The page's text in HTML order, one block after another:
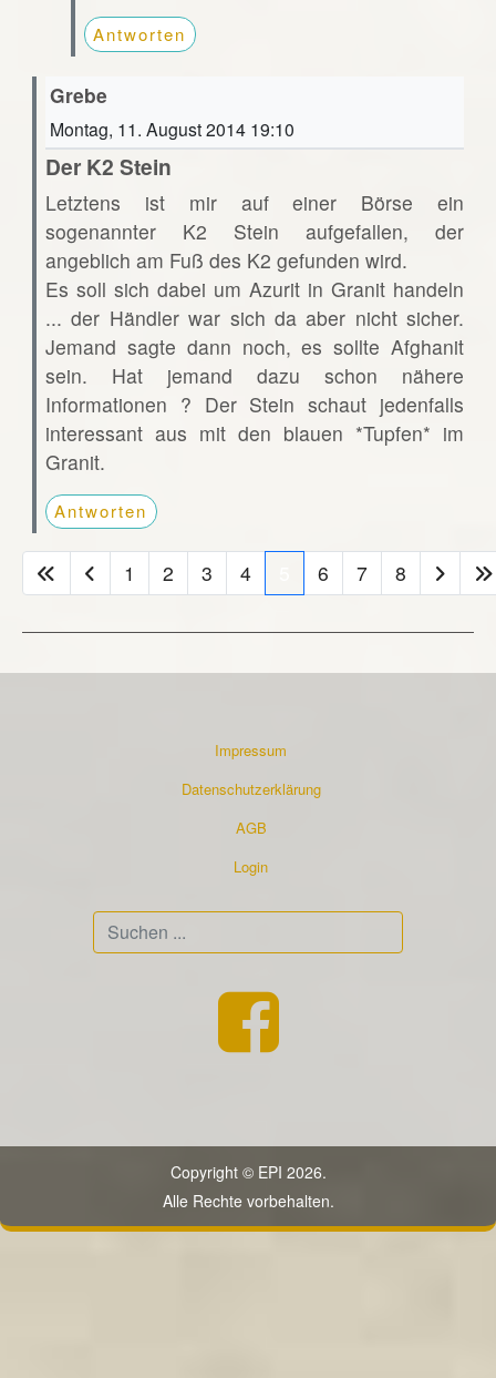
Antworten
Grebe
Montag, 11. August 2014 19:10
Der K2 Stein
Letztens ist mir auf einer Börse ein
sogenannter K2 Stein aufgefallen, der
angeblich am Fuß des K2 gefunden wird.
Es soll sich dabei um Azurit in Granit handeln
... der Händler war sich da aber nicht sicher.
Jemand sagte dann noch, es sollte Afghanit
sein. Hat jemand dazu schon nähere
Informationen ? Der Stein schaut jedenfalls
interessant aus mit den blauen *Tupfen* im
Granit.
Antworten
1 2 3 4 6 7 8
Impressum
Datenschutzerklärung
AGB
Login
Copyright © EPI 2026.
Alle Rechte vorbehalten.